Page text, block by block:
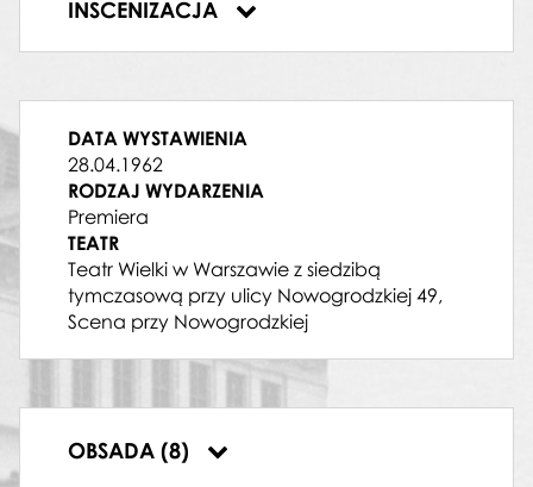
INSCENIZACJA
Juliusz Cezar
DATA WYSTAWIENIA
28.04.1962
RODZAJ WYDARZENIA
Premiera
TEATR
Teatr Wielki w Warszawie z siedzibą
tymczasową przy ulicy Nowogrodzkiej 49,
Scena przy Nowogrodzkiej
OBSADA (8)
Antoni Dutkiewicz
KORNELIA
Barbara Miszel-Giardini
PTOLOMEUSZ
Kazimierz Walter
ACHILLLAS
Robert Młynarski
KLEOPATRA
Alina Bolechowska
Kazimierz Pustelak
Władysław Skoraczewski